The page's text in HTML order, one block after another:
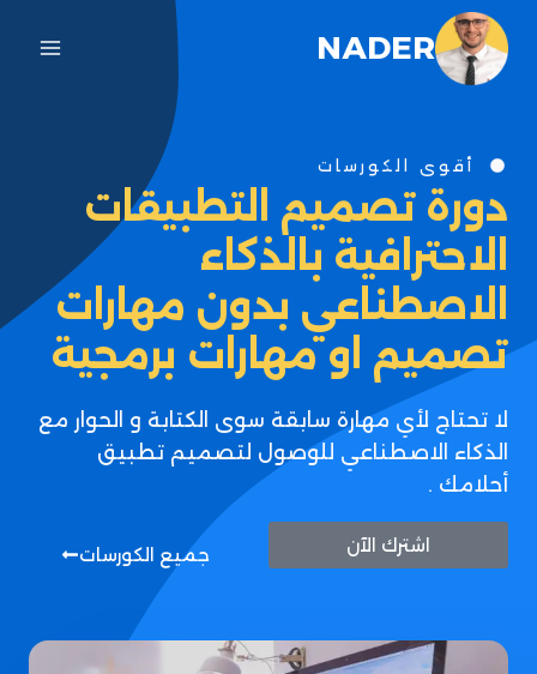
NADER
أقوى الكورسات
دورة تصميم التطبيقات
الاحترافية بالذكاء
الاصطناعي بدون مهارات
تصميم او مهارات برمجية
لا تحتاج لأي مهارة سابقة سوى الكتابة و الحوار مع
الذكاء الاصطناعي للوصول لتصميم تطبيق
أحلامك .
اشترك الآن جميع الكورسات